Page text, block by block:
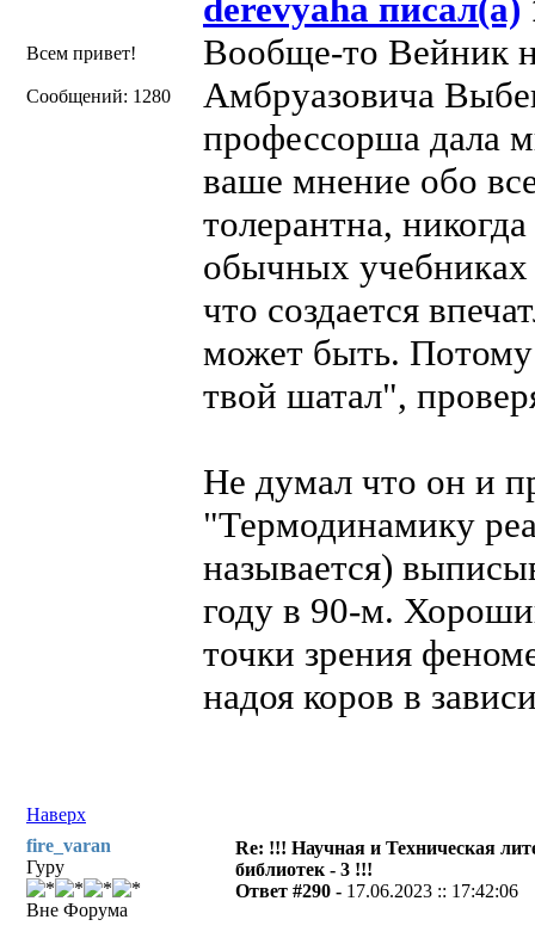
Всем привет!
Сообщений: 1280
derevyaha писал(а)
Вообще-то Вейник
Амбруазовича
профессорша дала
ваше мнение обо
толерантна,
обычных учебниках
что создается
может быть.
твой шатал",
Не думал что он и
"Термодинамику
называется)
году в 90-м.
точки зрения
надоя коров в
Наверх
fire_varan
Гуру
Вне Форума
Re: !!! Научная и Техническая
библиотек - 3 !!!
Ответ #290 - 17.06.2023 :: 17:42:06